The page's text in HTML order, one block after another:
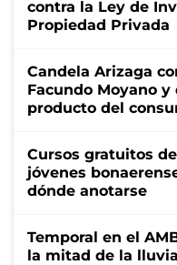
contra la Ley de
Propiedad Privada
Candela Arizaga
Facundo Moyano
producto del
Cursos gratuitos
jóvenes
dónde anotarse
Temporal en el
la mitad de la